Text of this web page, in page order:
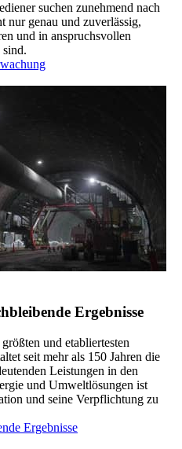
suchen zunehmend nach
nur genau und zuverlässig,
und in anspruchsvollen
sind.
Ergebnisse
und etabliertesten
seit mehr als 150 Jahren die
Leistungen in den
und Umweltlösungen ist
und seine Verpflichtung zu
Ergebnisse